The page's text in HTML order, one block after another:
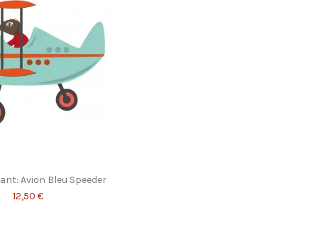
composant organique volatile - Inodores, elles sont
crèches et hôpitaux
Avion Bleu Speeder
12,50 €